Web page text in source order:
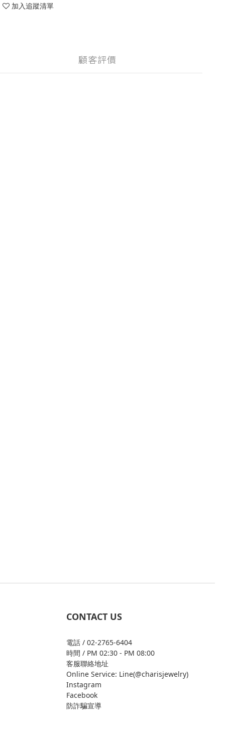
加入追蹤清單
顧客評價
CONTACT US
電話 / 02-2765-6404
時間 / PM 02:30 - PM 08:00
客服聯絡地址
Online Service: Line(@charisjewelry)
Instagram
Facebook
防詐騙宣導